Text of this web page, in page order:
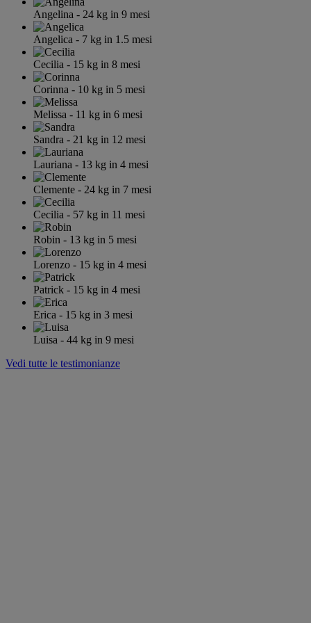
Angelina - 24 kg in 9 mesi
Angelica - 7 kg in 1.5 mesi
Cecilia - 15 kg in 8 mesi
Corinna - 10 kg in 5 mesi
Melissa - 11 kg in 6 mesi
Sandra - 21 kg in 12 mesi
Lauriana - 13 kg in 4 mesi
Clemente - 24 kg in 7 mesi
Cecilia - 57 kg in 11 mesi
Robin - 13 kg in 5 mesi
Lorenzo - 15 kg in 4 mesi
Patrick - 15 kg in 4 mesi
Erica - 15 kg in 3 mesi
Luisa - 44 kg in 9 mesi
Vedi tutte le testimonianze